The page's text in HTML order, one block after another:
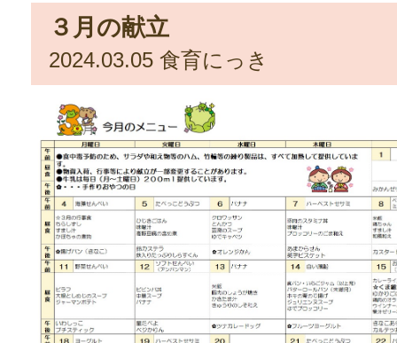
３月の献立
2024.03.05 食育にっき